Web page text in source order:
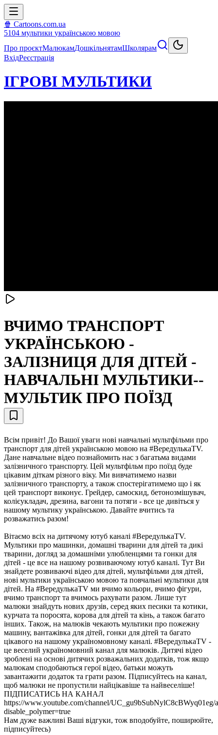
🍿 Cartoons.com.ua
5104 мультики українською мовою
Про проєктМалюкамДошкільнятамШколярам
ВхідРеєстрація
ІГРОВІ МУЛЬТИКИ
ВЧИМО ТРАНСПОРТ
УКРАЇНСЬКОЮ -
ЗАЛІЗНИЦЯ ДЛЯ ДІТЕЙ -
НАВЧАЛЬНІ МУЛЬТИКИ--
МУЛЬТИК ПРО ПОЇЗД
Всім привіт! До Вашої уваги нові навчальні мультфільми про
транспорт для дітей українською мовою на #ВередулькаTV.
Дане навчальне відео познайомить нас з багатьма видами
залізничного транспорту. Цей мультфільм про поїзд буде
цікавим діткам різного віку. Ми вивчатимемо назви
залізничного транспорту, а також спостерігатимемо що і як
цей транспорт виконує. Грейдер, самоскид, бетонозмішувач,
колієукладач, дрезина, вагони та потяги - все це дивіться у
нашому мультику українською. Давайте вчитись та
розважатись разом!
Вітаємо всіх на дитячому ютуб каналі #ВередулькаТV.
Мультики про машинки, домашні тварини для дітей та дикі
тварини, догляд за домашніми улюбленцями та гонки для
дітей - це все на нашому розвиваючому ютуб каналі. Тут Ви
знайдете розвиваючі відео для дітей, мультфільми для дітей,
нові мультики українською мовою та повчальні мультики для
дітей. На #ВередулькаТV ми вчимо кольори, вчимо фігури,
вчимо транспорт та вчимось рахувати разом. Лише тут
малюки знайдуть нових друзів, серед яких песики та котики,
курчата та поросята, корова для дітей та кінь, а також багато
інших. Також, на малюків чекають мультики про пожежну
машину, вантажівка для дітей, гонки для дітей та багато
цікавого на нашому україномовному каналі. #ВередулькаТV -
це веселий україномовний канал для малюків. Дитячі відео
зроблені на основі дитячих розважальних додатків, тож якщо
малюкам сподобаються герої відео, батьки можуть
завантажити додаток та грати разом. Підписуйтесь на канал,
щоб малюки не пропустили найцікавіше та найвеселіше!
ПІДПИСАТИСЬ НА КАНАЛ
https://www.youtube.com/channel/UC_gu9bSubNylC8cBWyq01eg/
disable_polymer=true
Нам дуже важливі Ваші відгуки, тож вподобуйте, поширюйте,
підписуйтесь)